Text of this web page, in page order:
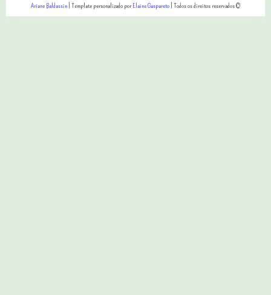
Ariane Baldassin| Template personalizado porElaine Gaspareto| Todos os direitos reservados ©